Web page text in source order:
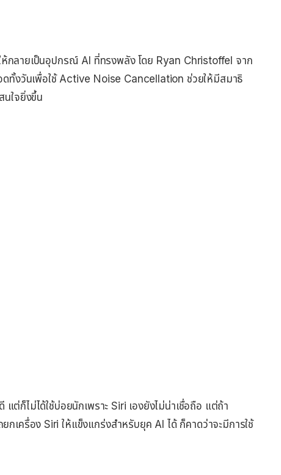
ห้กลายเป็นอุปกรณ์ AI ที่ทรงพลัง โดย Ryan Christoffel จาก
ทั้งวันเพื่อใช้ Active Noise Cancellation ช่วยให้มีสมาธิ
นใจยิ่งขึ้น
ต่ก็ไม่ได้ใช้บ่อยนักเพราะ Siri เองยังไม่น่าเชื่อถือ แต่ถ้า
เครื่อง Siri ให้แข็งแกร่งสำหรับยุค AI ได้ ก็คาดว่าจะมีการใช้